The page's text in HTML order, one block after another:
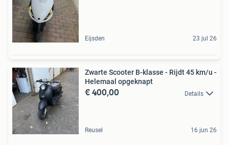
Eijsden 23 jul 26
Zwarte Scooter B-klasse - Rijdt 45 km/u -
Helemaal opgeknapt
€ 400,00 Details
Reusel 16 jun 26